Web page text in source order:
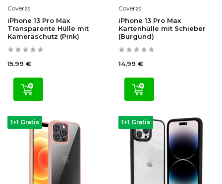
Coverzs
iPhone 13 Pro Max
Transparente Hülle mit
Kameraschutz (Pink)
15,99 €
Coverzs
iPhone 13 Pro Max
Kartenhülle mit Schieber
(Burgund)
14,99 €
1+1 Gratis 1+1 Gratis